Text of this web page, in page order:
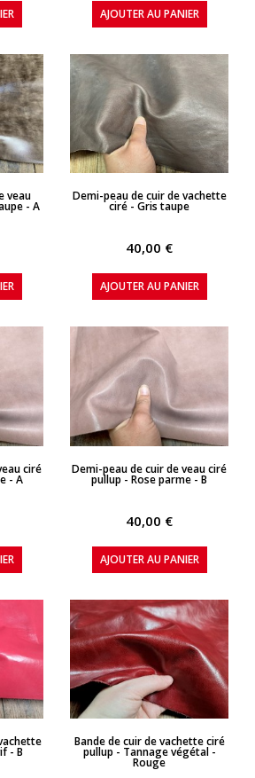
AJOUTER AU PANIER
veau
- A
APERÇU RAPIDE
Demi-peau de cuir de vachette
ciré - Gris taupe
40,00 €
AJOUTER AU PANIER
ciré
- A
APERÇU RAPIDE
Demi-peau de cuir de veau ciré
pullup - Rose parme - B
40,00 €
AJOUTER AU PANIER
- B
APERÇU RAPIDE
Bande de cuir de vachette ciré
pullup - Tannage végétal -
Rouge